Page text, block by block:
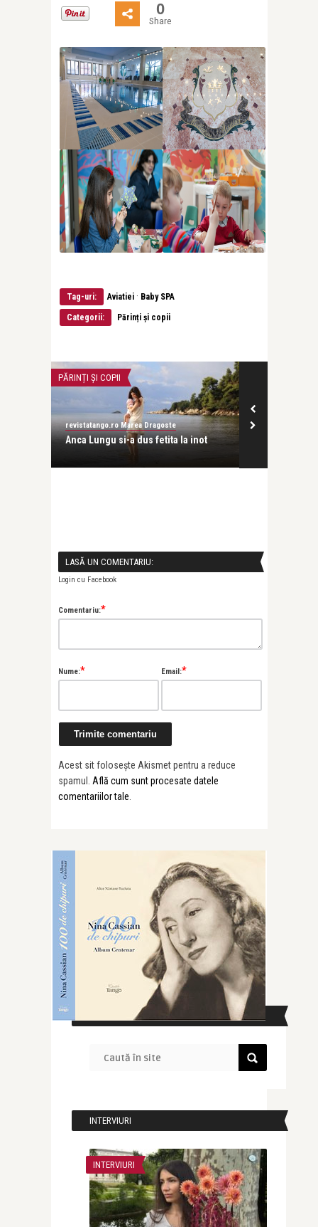
0
Share
Tag-uri: Aviatiei · Baby SPA
Categorii: Părinți și copii
PĂRINȚI ȘI COPII
revistatango.ro Marea Dragoste
Anca Lungu si-a dus fetita la inot
LASĂ UN COMENTARIU:
Login cu Facebook
Comentariu:*
Nume:* Email:*
Acest sit folosește Akismet pentru a reduce
spamul. Află cum sunt procesate datele
comentariilor tale.
CAUTĂ ÎN SITE
INTERVIURI
INTERVIURI